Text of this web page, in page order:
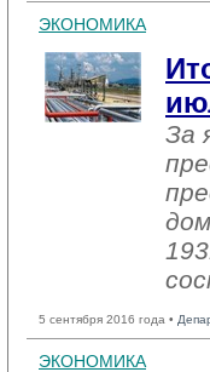
ЭКОНОМИКА
За
5 сентября 2016 года •
ЭКОНОМИКА